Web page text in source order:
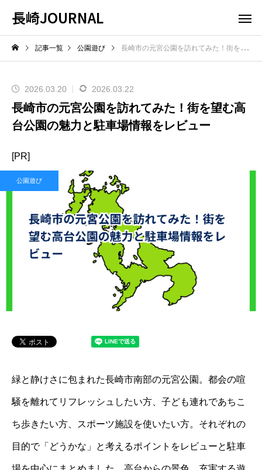
長崎JOURNAL
記事一覧 公園遊び 長崎市の元宮公園を訪れてみた！街を望む高台公園の魅力と駐車場情報をレビュー
2026.03.20 2026.03.22
長崎市の元宮公園を訪れてみた！街を望む高
台公園の魅力と駐車場情報をレビュー
[PR]
公園遊び
緑と静けさに包まれた長崎市南部の元宮公園。都会の喧
騒を離れてリフレッシュしたい方、子ども連れであちこ
ち歩きたい方、スポーツ施設を使いたい方。それぞれの
目的で「どうかな」と考えるポイントをレビューと駐車